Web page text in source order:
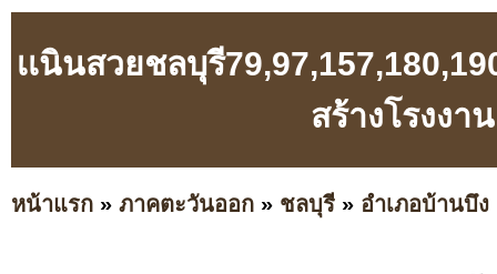
เเนินสวยชลบุรี
สร้างโรงงา
หน้าแรก » ภาคตะวันออก » ชลบุรี » อำเภอบ้านบึง